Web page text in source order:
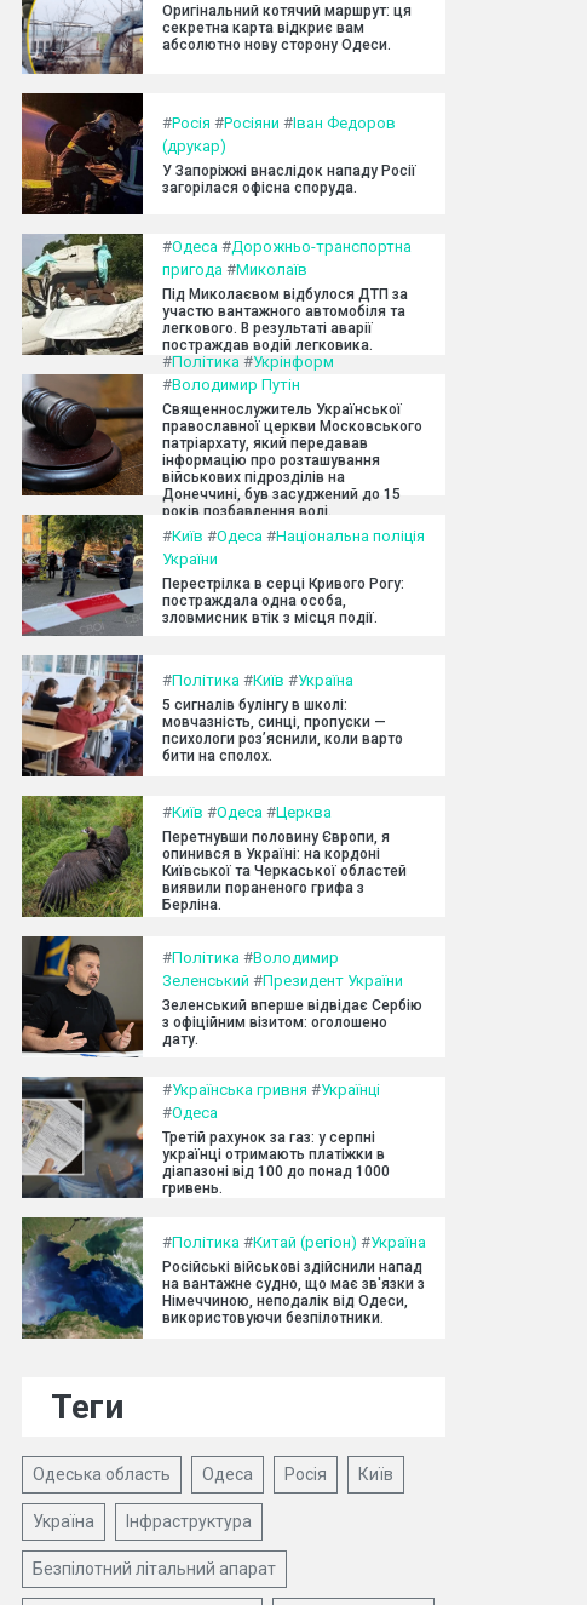
Оригінальний котячий маршрут: ця
секретна карта відкриє вам
абсолютно нову сторону Одеси.
#Росія #Росіяни #Іван Федоров
(друкар)
У Запоріжжі внаслідок нападу Росії
загорілася офісна споруда.
#Одеса #Дорожньо-транспортна
пригода #Миколаїв
Під Миколаєвом відбулося ДТП за
участю вантажного автомобіля та
легкового. В результаті аварії
постраждав водій легковика.
#Політика #Укрінформ
#Володимир Путін
Священнослужитель Української
православної церкви Московського
патріархату, який передавав
інформацію про розташування
військових підрозділів на
Донеччині, був засуджений до 15
років позбавлення волі.
#Київ #Одеса #Національна поліція
України
Перестрілка в серці Кривого Рогу:
постраждала одна особа,
зловмисник втік з місця події.
#Політика #Київ #Україна
5 сигналів булінгу в школі:
мовчазність, синці, пропуски —
психологи роз’яснили, коли варто
бити на сполох.
#Київ #Одеса #Церква
Перетнувши половину Європи, я
опинився в Україні: на кордоні
Київської та Черкаської областей
виявили пораненого грифа з
Берліна.
#Політика #Володимир
Зеленський #Президент України
Зеленський вперше відвідає Сербію
з офіційним візитом: оголошено
дату.
#Українська гривня #Українці
#Одеса
Третій рахунок за газ: у серпні
українці отримають платіжки в
діапазоні від 100 до понад 1000
гривень.
#Політика #Китай (регіон) #Україна
Російські військові здійснили напад
на вантажне судно, що має зв'язки з
Німеччиною, неподалік від Одеси,
використовуючи безпілотники.
Теги
Одеська область Одеса Росія Київ
Україна Інфраструктура
Безпілотний літальний апарат